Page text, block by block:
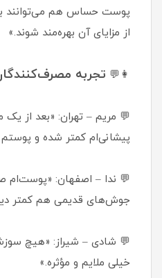
پوست حساس هم می‌توانند
از مزایای آن بهره‌مند شوند.»
👩‍💬 تجربه
💬 مریم – تهران: «بعد از
پیشانی‌ام کمتر شده و
💬 ندا – اصفهان:
جوش‌های قدیمی هم کمتر
💬 شادی – شیراز: «هیچ
خیلی ملایم و مؤثره.»